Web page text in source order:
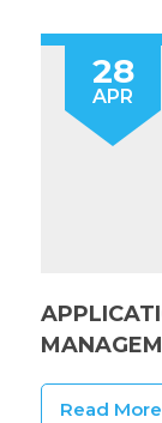
28
APR
Read More